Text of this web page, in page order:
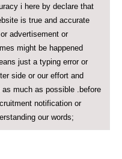
i here by declare that
is true and accurate
advertisement or
might be happened
just a typing error or
side or our effort and
much as possible .before
notification or
our words;